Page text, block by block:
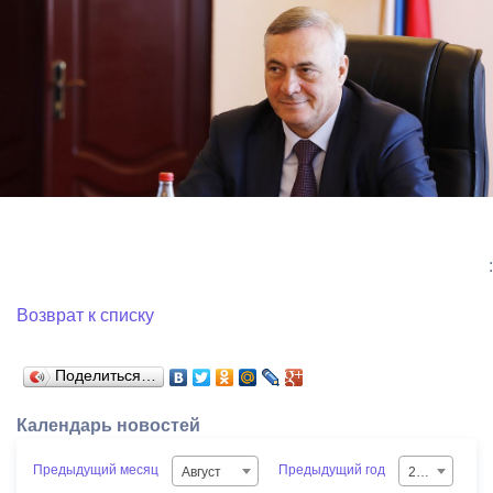
:
Возврат к списку
Поделиться…
Календарь новостей
Предыдущий месяц Август Предыдущий год 2026